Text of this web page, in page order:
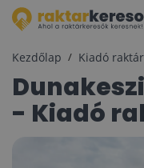
Kezdőlap Kiadó
Dunakeszi, Pallag utca 43.
- Kiadó